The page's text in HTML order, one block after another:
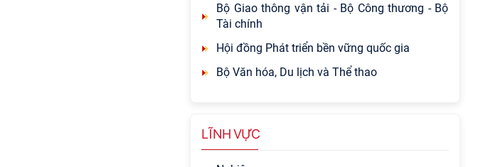
Bộ Giao thông vận tải - Bộ Công thương - Bộ
Tài chính
Hội đồng Phát triển bền vững quốc gia
Bộ Văn hóa, Du lịch và Thể thao
LĨNH VỰC